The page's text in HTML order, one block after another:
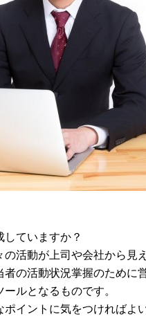
していますか？
活動が上司や会社から見
の活動状況掌握のために
ルとなるものです。
イントに気をつければよ